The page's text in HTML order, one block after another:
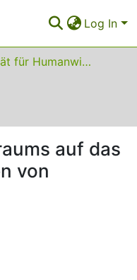
Log In
14 Fakultät für Humanwissenschaften und Theologie
auf das
von